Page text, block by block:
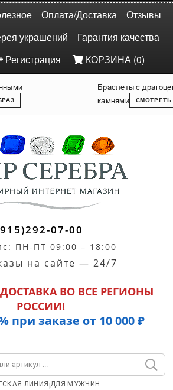
Оплата/Доставка
Отзывы
украшений
Гарантия качества
Регистрация КОРЗИНА (0)
Браслеты с
камнями
СМОТРЕТЬ
07-00
ПН-ПТ 09:00 – 18:00
на сайте — 24/7
ВО ВСЕ РЕГИОНЫ
РОССИИ!
при заказе от 10 000 ₽
ЛИНИЯ |ДЛЯ МУЖЧИН